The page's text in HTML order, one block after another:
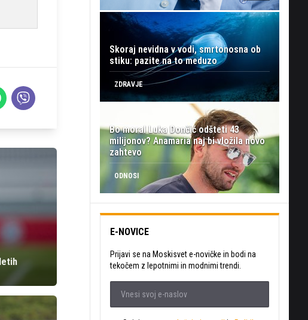
Skoraj nevidna v vodi, smrtonosna ob
stiku: pazite na to meduzo
ZDRAVJE
Bo moral Luka Dončić odšteti 43
milijonov? Anamaria naj bi vložila novo
zahtevo
ODNOSI
E-NOVICE
Prijavi se na Moskisvet e-novičke in bodi na
tekočem z lepotnimi in modnimi trendi.